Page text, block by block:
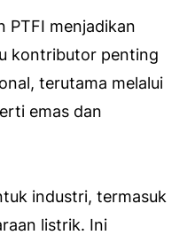
PTFI menjadikan
kontributor penting
terutama melalui
emas dan
industri, termasuk
listrik. Ini